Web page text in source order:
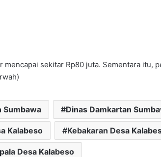
sekitar Rp80 juta. Sementara itu,
Sumbawa Dinas Damkartan
Kalabeso Kebakaran Desa
Desa Kalabeso